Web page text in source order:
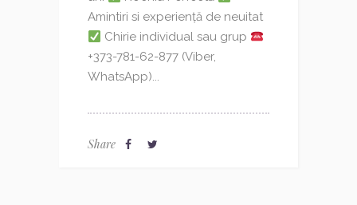
Amintiri si experiență de neuitat
Chirie individual sau grup
+373-781-62-877 (Viber,
WhatsApp)...
Share